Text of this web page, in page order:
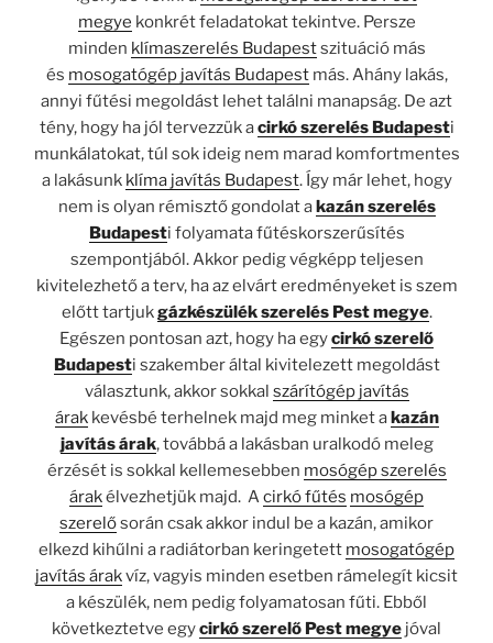
megye konkrét feladatokat tekintve. Persze
minden klímaszerelés Budapestszituáció más
és mosogatógép javítás Budapestmás. Ahány lakás,
annyi fűtési megoldást lehet találni manapság. De azt
tény, hogy ha jól tervezzük acirkó szerelés Budapesti
munkálatokat, túl sok ideig nem marad komfortmentes
a lakásunk klíma javítás Budapest. Így már lehet, hogy
nem is olyan rémisztő gondolat akazán szerelés
Budapesti folyamata fűtéskorszerűsítés
szempontjából. Akkor pedig végképp teljesen
kivitelezhető a terv, ha az elvárt eredményeket is szem
előtt tartjukgázkészülék szerelés Pest megye.
Egészen pontosan azt, hogy ha egycirkó szerelő
Budapesti szakember által kivitelezett megoldást
választunk, akkor sokkal szárítógép javítás
árakkevésbé terhelnek majd meg minket akazán
javítás árak, továbbá a lakásban uralkodó meleg
érzését is sokkal kellemesebben mosógép szerelés
árakélvezhetjük majd. Acirkó fűtés mosógép
szerelősorán csak akkor indul be a kazán, amikor
elkezd kihűlni a radiátorban keringetett mosogatógép
javítás árakvíz, vagyis minden esetben rámelegít kicsit
a készülék, nem pedig folyamatosan fűti. Ebből
következtetve egycirkó szerelő Pest megye jóval